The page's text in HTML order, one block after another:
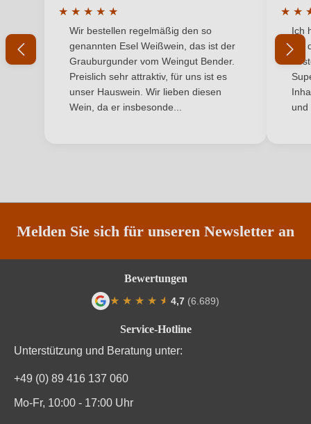
Qualität DOC
Rebsorte Chardonnay
Trentino
Ihr Passwort
Ich habe mein Passwort vergessen
★ ★ ★ ★ ★
Durchschnittliche Bewertung von 5 von 5 Sternen
Wir bestellen regelmäßig den so
genannten Esel Weißwein, das ist der
Grauburgunder vom Weingut Bender.
Preislich sehr attraktiv, für uns ist es
unser Hauswein. Wir lieben diesen
Wein, da er insbesonde...
★ ★
Ich
mit
und
Melden Sie sich für unseren Newsletter an
Service-Hotline
Unterstützung und Beratung unter:
+49 (0) 89 416 137 060
Mo-Fr, 10:00 - 17:00 Uhr
Bewertungen
★ ★ ★ ★ ★
★ 4,7 (6.689)